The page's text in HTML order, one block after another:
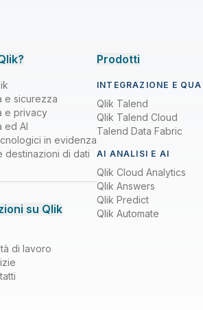
e sicurezza
e privacy
ed AI
in evidenza
destinazioni di dati
su Qlik
di lavoro
Prodotti
INTEGRAZIONE E
Qlik Talend
Qlik Talend Cloud
Talend Data Fabric
AI ANALISI E AI
Qlik Cloud Analytics
Qlik Answers
Qlik Predict
Qlik Automate